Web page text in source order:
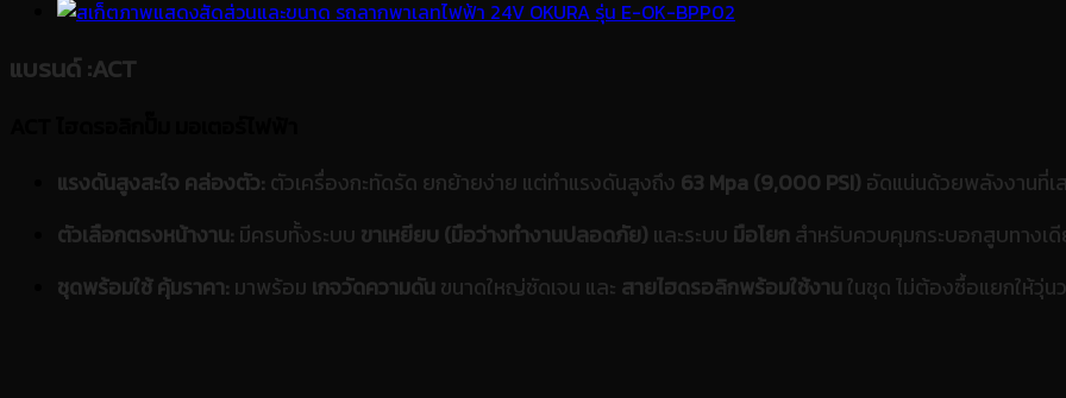
แบรนด์:ACT
แรงดันสูงสะใจ คล่องตัว: ตัวเครื่องกะทัดรัด ยกย้ายง่าย แต่ทำแรงดันสูงถึง 63 Mpa (9,000 PSI) อัดแน่นด้วยพลังงานที่เ
ตัวเลือกตรงหน้างาน: มีครบทั้งระบบ ขาเหยียบ (มือว่างทำงานปลอดภัย) และระบบ มือโยก สำหรับควบคุมกระบอกสูบทางเ
ชุดพร้อมใช้ คุ้มราคา: มาพร้อม เกจวัดความดัน ขนาดใหญ่ชัดเจน และ สายไฮดรอลิกพร้อมใช้งานในชุด ไม่ต้องซื้อแยกให้วุ่น